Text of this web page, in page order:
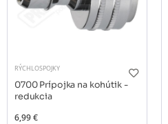
RÝCHLOSPOJKY
0700 Prípojka na kohútik -
redukcia
6,99 €